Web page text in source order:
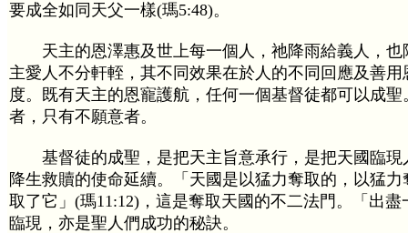
要成全如同天父一樣(瑪5:48)。
天主的恩澤惠及世上每一個人，祂降雨給義人，也
主愛人不分軒輊，其不同效果在於人的不同回應及善用
度。既有天主的恩寵護航，任何一個基督徒都可以成
者，只有不願意者。
基督徒的成聖，是把天主旨意承行，是把天國臨現
降生救贖的使命延續。「天國是以猛力奪取的，以猛
取了它」(瑪11:12)，這是奪取天國的不二法門。「出
臨現，亦是聖人們成功的秘訣。